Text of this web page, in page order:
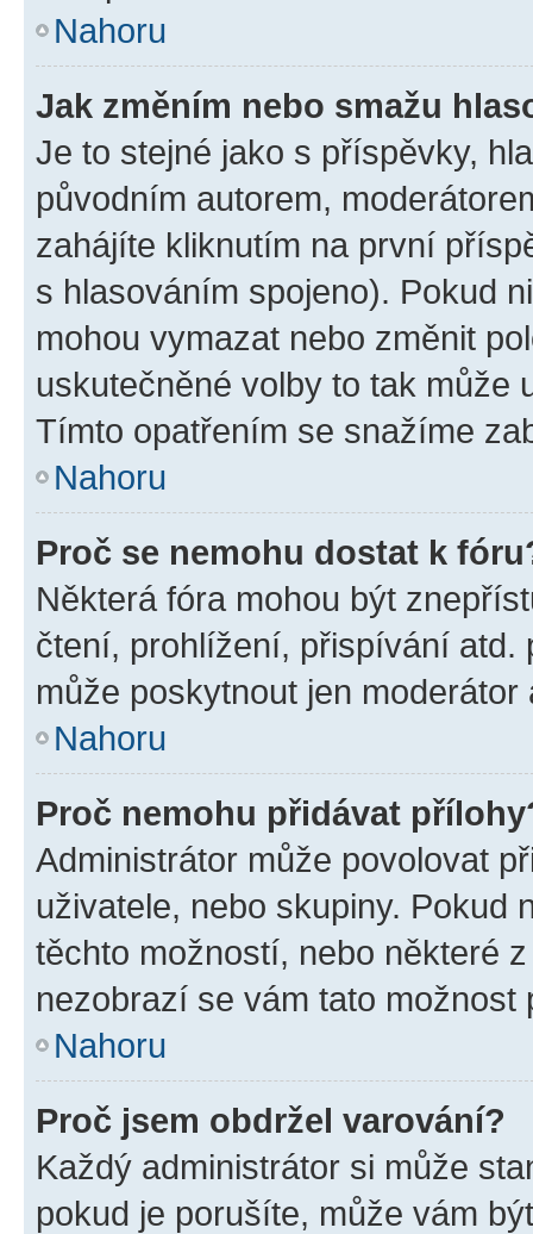
Nahoru
Jak změním nebo smažu
Je to stejné jako s příspěvky,
původním autorem,
zahájíte kliknutím na první
s hlasováním spojeno). Pokud
mohou vymazat nebo změnit
uskutečněné volby to tak může
Tímto opatřením se snažíme
Nahoru
Proč se nemohu dostat k
Některá fóra mohou být
čtení, prohlížení, přispívání atd.
může poskytnout jen
Nahoru
Proč nemohu přidávat
Administrátor může povolovat
uživatele, nebo skupiny. Pokud
těchto možností, nebo některé
nezobrazí se vám tato
Nahoru
Proč jsem obdržel varování?
Každý administrátor si může
pokud je porušíte, může vám